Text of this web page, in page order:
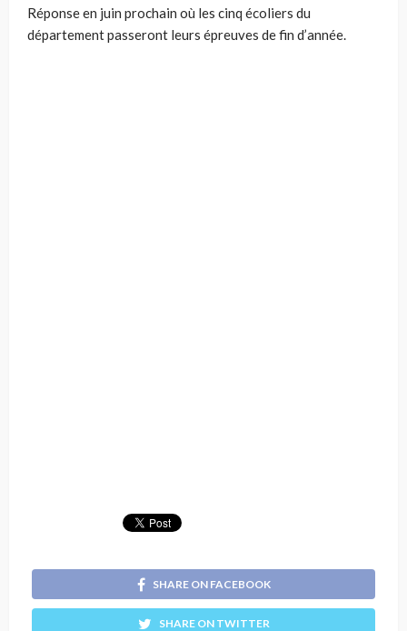
Réponse en juin prochain où les cinq écoliers du
département passeront leurs épreuves de fin d’année.
SHARE ON FACEBOOK
SHARE ON TWITTER